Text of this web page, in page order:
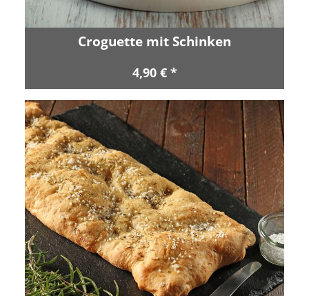
Croguette mit Schinken
4,90 € *